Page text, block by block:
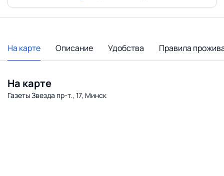
На карте Описание Удобства Правила
На карте
Газеты Звезда пр-т., 17, Минск